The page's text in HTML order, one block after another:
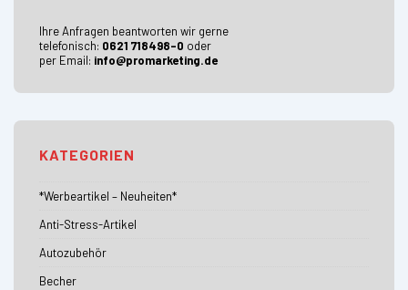
Ihre Anfragen beantworten wir gerne
telefonisch: 0621 718498-0 oder
per Email: info@promarketing.de
KATEGORIEN
*Werbeartikel – Neuheiten*
Anti-Stress-Artikel
Autozubehör
Becher